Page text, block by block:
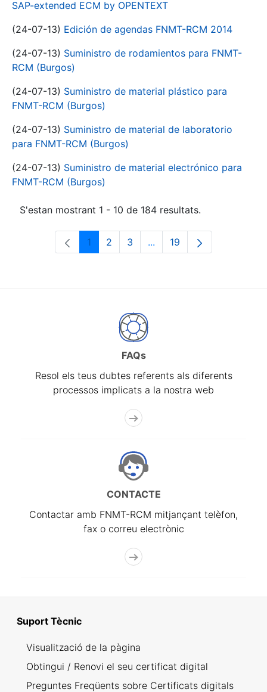
SAP-extended ECM by OPENTEXT
(24-07-13) Edición de agendas FNMT-RCM 2014
(24-07-13) Suministro de rodamientos para FNMT-
RCM (Burgos)
(24-07-13) Suministro de material plástico para
FNMT-RCM (Burgos)
(24-07-13) Suministro de material de laboratorio
para FNMT-RCM (Burgos)
(24-07-13) Suministro de material electrónico para
FNMT-RCM (Burgos)
S'estan mostrant 1 - 10 de 184 resultats.
Pàgina
1 Pàgina
2 Pàgina
3 ...Pàgines intermèdies
Pàgina
19
FAQs
Resol els teus dubtes referents als diferents
processos implicats a la nostra web
CONTACTE
Contactar amb FNMT-RCM mitjançant telèfon,
fax o correu electrònic
Suport Tècnic
Visualització de la pàgina
Obtingui / Renovi el seu certificat digital
Preguntes Freqüents sobre Certificats digitals